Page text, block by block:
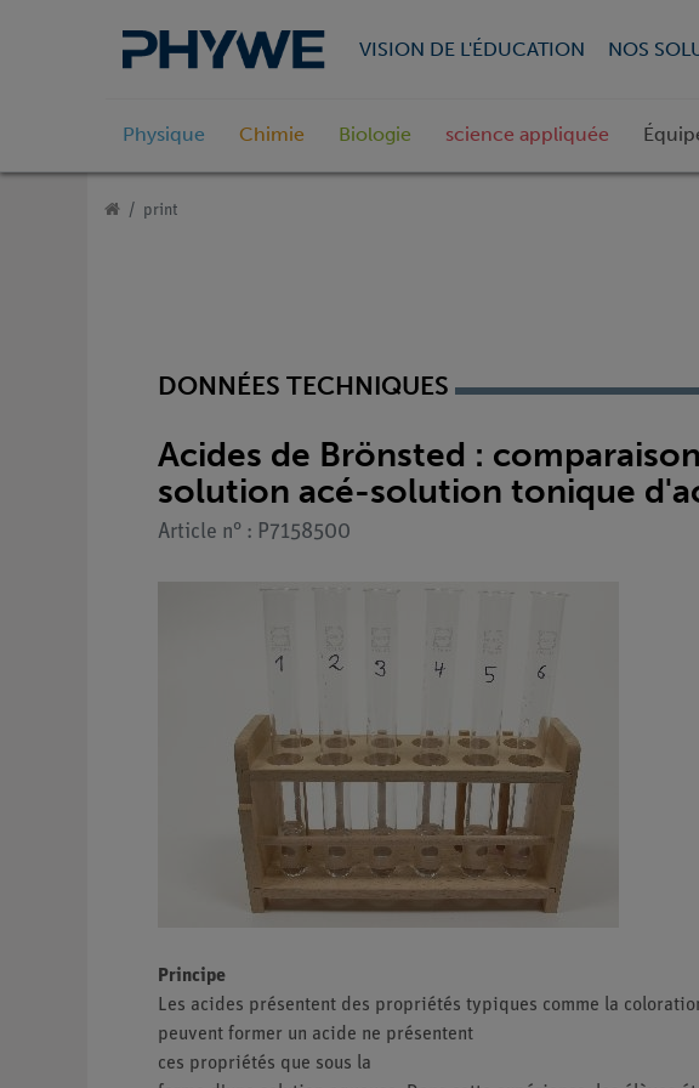
VISION DE L'ÉDUCATION NOS
Physique Chimie Biologie science appliquée
print
DONNÉES TECHNIQUES
Acides de Brönsted :
solution acé-solution tonique
Article n° : P7158500
Principe
Les acides présentent des propriétés typiques comme la
peuvent former un acide ne présentent
ces propriétés que sous la